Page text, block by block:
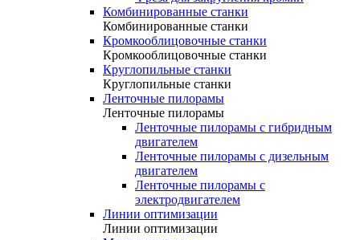
Комбинированные станки
Комбинированные станки
Кромкооблицовочные станки
Кромкооблицовочные станки
Круглопильные станки
Круглопильные станки
Ленточные пилорамы
Ленточные пилорамы
Ленточные пилорамы с гибридным
двигателем
Ленточные пилорамы с дизельным
двигателем
Ленточные пилорамы с
электродвигателем
Линии оптимизации
Линии оптимизации